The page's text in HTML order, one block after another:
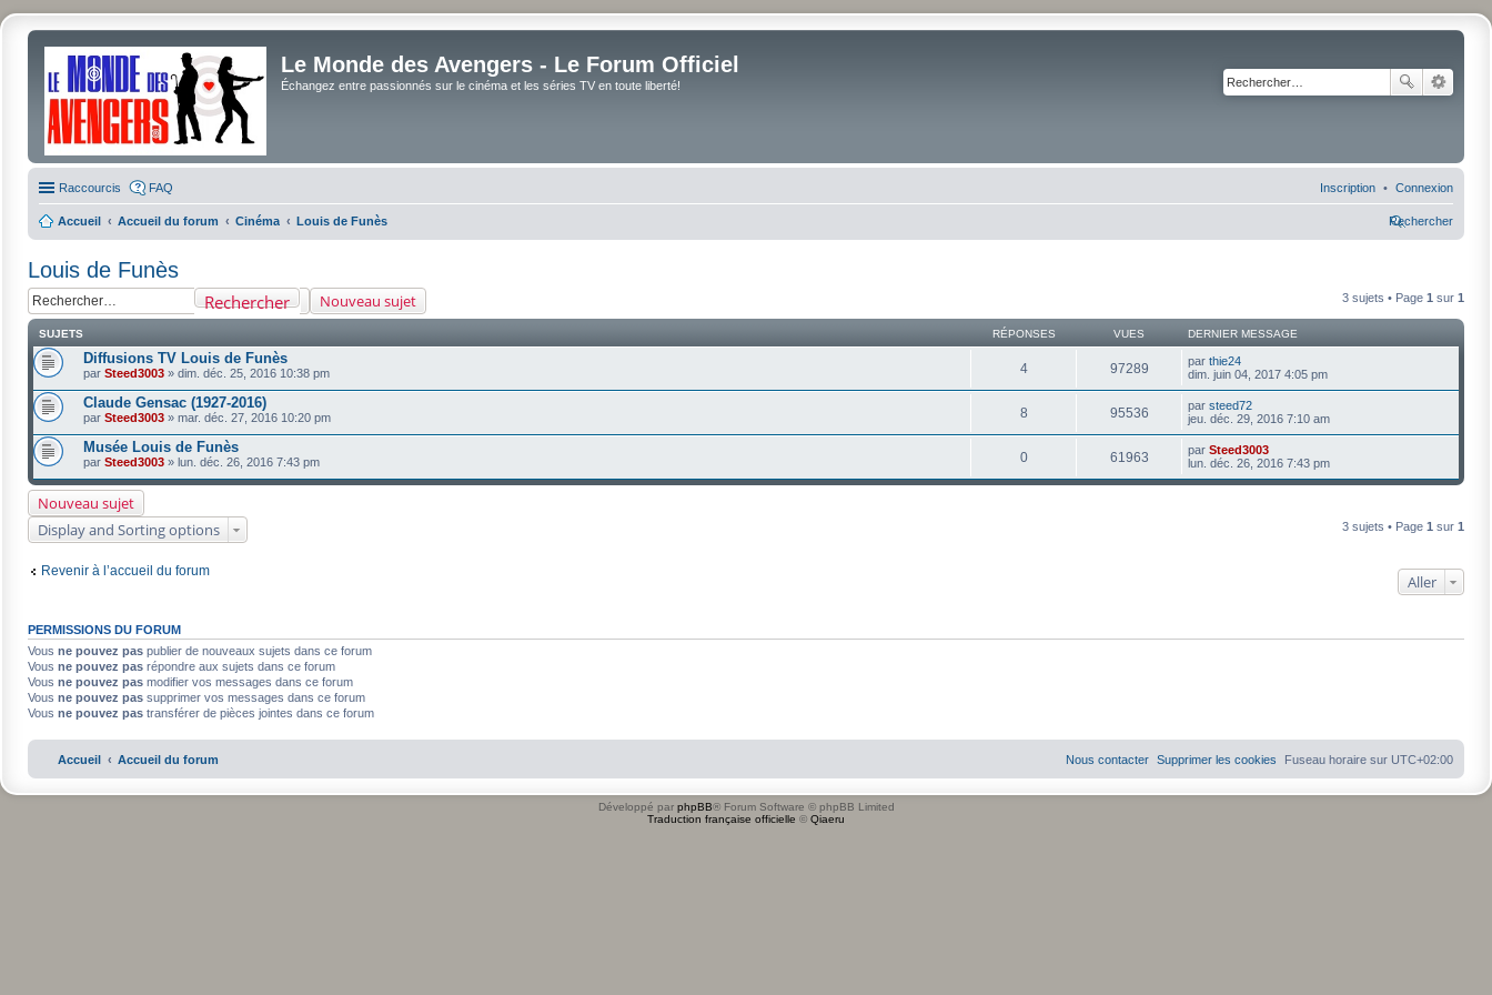
Le Monde des Avengers - Le Forum Officiel
Échangez entre passionnés sur le cinéma et les séries TV en toute liberté!
Raccourcis FAQ Connexion
Inscription
Accueil Accueil du forum Cinéma Louis de Funès Rechercher
Louis de Funès
Nouveau sujet
Rechercher 3 sujets • Page 1 sur 1
SUJETS RÉPONSES VUES DERNIER MESSAGE
Diffusions TV Louis de Funès
par Steed3003 » dim. déc. 25, 2016 10:38 pm 4 97289 par thie24
dim. juin 04, 2017 4:05 pm
Claude Gensac (1927-2016)
par Steed3003 » mar. déc. 27, 2016 10:20 pm 8 95536 par steed72
jeu. déc. 29, 2016 7:10 am
Musée Louis de Funès
par Steed3003 » lun. déc. 26, 2016 7:43 pm 0 61963 par Steed3003
lun. déc. 26, 2016 7:43 pm
Nouveau sujet
Display and Sorting options
3 sujets • Page 1 sur 1
Revenir à l’accueil du forum
Aller
PERMISSIONS DU FORUM
Vous ne pouvez pas publier de nouveaux sujets dans ce forum
Vous ne pouvez pas répondre aux sujets dans ce forum
Vous ne pouvez pas modifier vos messages dans ce forum
Vous ne pouvez pas supprimer vos messages dans ce forum
Vous ne pouvez pas transférer de pièces jointes dans ce forum
Accueil Accueil du forum Fuseau horaire sur UTC+02:00
Supprimer les cookies
Nous contacter
Développé par phpBB® Forum Software © phpBB Limited
Traduction française officielle © Qiaeru